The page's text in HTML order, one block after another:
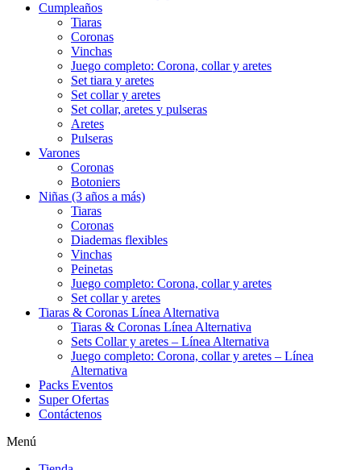
Cumpleaños
Tiaras
Coronas
Vinchas
Juego completo: Corona, collar y aretes
Set tiara y aretes
Set collar y aretes
Set collar, aretes y pulseras
Aretes
Pulseras
Varones
Coronas
Botoniers
Niñas (3 años a más)
Tiaras
Coronas
Diademas flexibles
Vinchas
Peinetas
Juego completo: Corona, collar y aretes
Set collar y aretes
Tiaras & Coronas Línea Alternativa
Tiaras & Coronas Línea Alternativa
Sets Collar y aretes – Línea Alternativa
Juego completo: Corona, collar y aretes – Línea
Alternativa
Packs Eventos
Super Ofertas
Contáctenos
Menú